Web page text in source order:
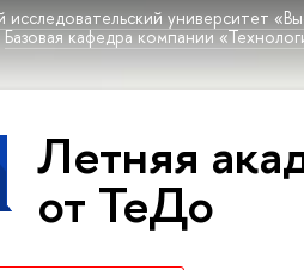
исследовательский университет
Базовая кафедра компании
Летняя
от ТеДо